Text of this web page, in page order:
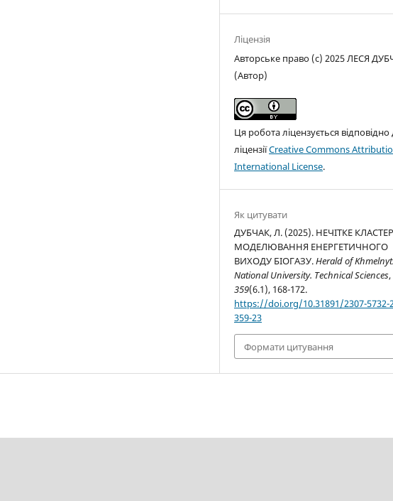
Ліцензія
Авторське право (c) 2025 ЛЕСЯ
(Автор)
Ця робота ліцензується відповідно
ліцензіїCreative Commons
International License.
Як цитувати
ДУБЧАК, Л. (2025). НЕЧІТКЕ
МОДЕЛЮВАННЯ ЕНЕРГЕТИЧНОГО
ВИХОДУ БІОГАЗУ.Herald of
National University. Technical Sciences,
359(6.1), 168-172.
https://doi.org/10.31891/2307-5732-
359-23
Формати цитування